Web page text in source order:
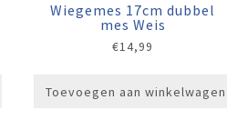
Wiegemes 17cm dubbel
mes Weis
€14,99
Toevoegen aan winkelwagen